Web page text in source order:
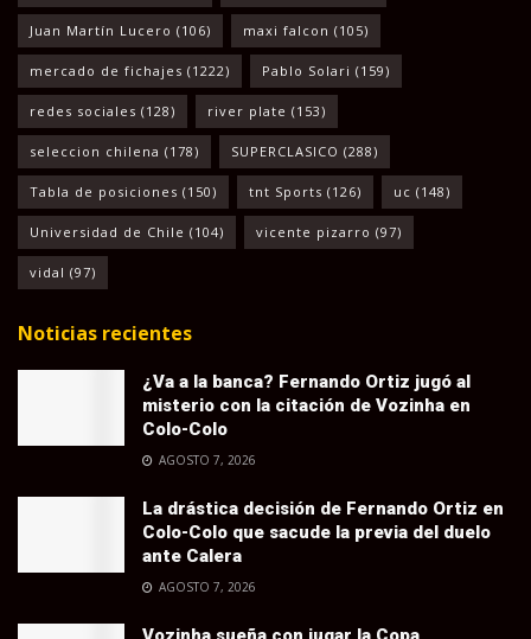
Juan Martín Lucero (106) maxi falcon (105)
mercado de fichajes (1222) Pablo Solari (159)
redes sociales (128) river plate (153)
seleccion chilena (178) SUPERCLASICO (288)
Tabla de posiciones (150) tnt Sports (126) uc (148)
Universidad de Chile (104) vicente pizarro (97)
vidal (97)
Noticias recientes
¿Va a la banca? Fernando Ortiz jugó al
misterio con la citación de Vozinha en
Colo-Colo
AGOSTO 7, 2026
La drástica decisión de Fernando Ortiz en
Colo-Colo que sacude la previa del duelo
ante Calera
AGOSTO 7, 2026